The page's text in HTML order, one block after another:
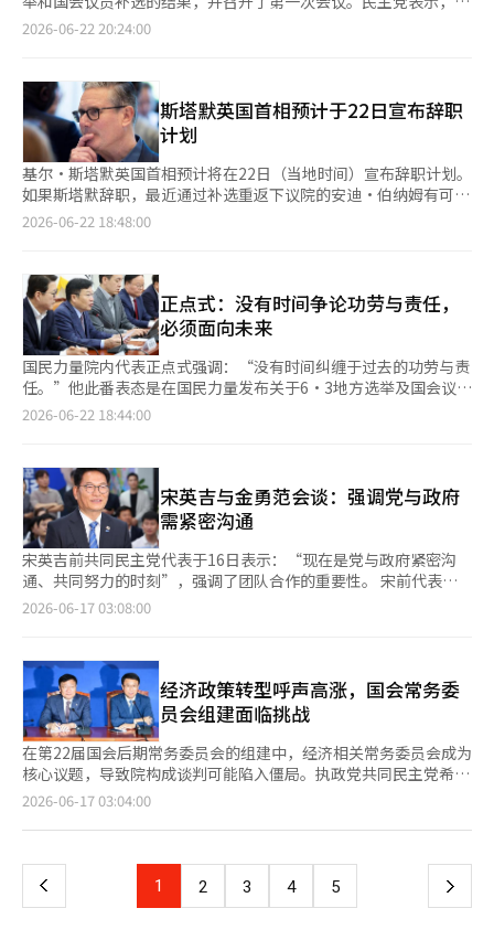
因此作出无罪判决。法庭解释称，部分未公开民调可能是应前国民
力量紧急对策委员会主席金钟仁等人的请求或名太均的自主判断进
在量刑理由中指出：“政治资金不正当收受犯罪是为了排除金权政
治的影响，罪质较差。”并表示：“吴市长身为前首尔市长，明知
政治资金法的宗旨，却主导了犯罪，并在审判过程中表现出逃避责
任的态度。” 不过，考虑到犯罪发生在党内初选过程中，持续时
间约一个月，且之后未与名太均继续关系，难以认定其积极操控舆
论，且没有犯罪前科，因此判处罚款而非监禁。 此次判决若在最
高法院确认，吴市长将根据公职选举法失去首尔市长职务。政治界
预计，若按照选举犯罪迅速审判原则“6·3·3”进行审判，最高
款罪而对他进行虚假指控。 然而，第一审和第二审法庭基于特别
检察官团队提交的多项客观证据，确认了所有指控的罪名成立。法
负责人的日记中明确记载了在犯罪当天的内容：“权成东午餐-大
额支持”。此外，餐后发给权议员的消息“今天给的虽然不多，但
希望能为总统候选人好好使用”以及发给统一教相关人员的消息也
被采纳为有力的证据。 权议员方面辩称此次调查不在金建希特别
检察法的调查范围内，收集的主要证据也属于非法获取，因而没有
证据能力，但法庭驳回了权议员的所有主张。 大法院也表
示：“原审判断没有误解与搜查令的相关性或违反证据排除法则、
对抗审判权保障等法律问题，也没有遗漏判断，因此驳回了上
并入狱。 在大法院宣判后，权议员在其Facebook账户上发表声明
称：“今天的大法院判决结束了我所有的司法程序”，并表
示：“对事实判断和法律适用深感遗憾，但我将谦虚地接受司法机
关的最终判断。” 不过，权议员表示：“希望这次政治报复以我
为终结”，并将此事件定性为现政府的政治报复，仍表现出缺乏反
省的态度。 随着权议员失去议员资格，其选区的强烈市将举行补
选。 另一方面，原定于当天一起宣判的金建希女士的道义汽车股
价操纵及统一教贿赂案件的上诉审判已推迟至本月24日。这是因为
望通过此次评估委员会的调查结果提升民众信任，并为即将到来的
并探讨2028年总选胜利的党内对策。 担任评估委员会共同委员会
长的李在荣民主研究院院长表示：“选举评估的起点不是自责，而
是反思。评估委员会将基于客观数据和现场声音，对地方选举和补
选结果进行细致分析。”他还表示：“我们将诚实地承认不足，以
进一步增强民众的信任，并为赢得总选做好准备。” 白胜雅议员
也指出：“在此次评估过程中，我们必须冷静地审视哪些做得好，
哪些不足。我们需要关注过程中显现的民心流向，而不仅仅是胜负
结果。”她表示：“我们将围绕现场的声音开展评估工作，以此为
妍熙议员强调：“我们必须冷静地回顾哪些方面不足，哪些方面需
要加强。我们需要扩大民主党的外延，获得更多民众的信任，为重
返执政奠定基础。”她表示：“我将竭尽全力在团结和扩展的基础
上，为民主党的未来和重返执政的道路奠定里程碑。” 此外，评
估委员会由李在荣民主研究院院长和洪昌敏前首尔市党公职候选人
推荐管理委员会共同担任委员会长。委员会成员还包括白胜雅议
员、奉建宇民主党全国大学生委员会主席、池炳根朝鲜大学政治外
交学教授、蔡宇律师、金乃勋作家、崔钟浩FM Winners代表政治
（AI）系统翻译与编辑。
2026-06-22 20:24:00
斯塔默英国首相预计于22日宣布辞职
计划
基尔·斯塔默英国首相预计将在22日（当地时间）宣布辞职计划。
如果斯塔默辞职，最近通过补选重返下议院的安迪·伯纳姆有可能
接任首相。 《卫报》21日报道，内阁部长们透露，斯塔默将在22
与伯纳姆的党内挑战对抗。首相办公室在20日之前也表示，斯塔默
将继续坚持与伯纳姆的挑战。 然而，伯纳姆在梅基尔菲尔德补选
中获胜，重新进入西敏寺政坛，情况发生了变化。自2017年以来
离开国会的伯纳姆，成为了可以替代斯塔默的现实选择，工党内部
对斯塔默的去向施加了越来越大的压力。 《卫报》指出，六名以
上的内阁部长私下向斯塔默传达了“时间到了”的信息。预计在23
日的内阁会议上，斯塔默将面临更大的压力，因此他在周末期间留
在首相乡间官邸切克斯，考虑辞职方案。 目前最有可能的方案
党领导人可以在9月底举行的工党年会上争取党内支持。 一位内阁
部长表示：“安迪没有准备好进入唐宁街的团队，需要时间准备。
这也给基尔设定了辞职的路径。” 不过，仍然存在变数。最近辞
去卫生部长职务的韦斯·斯特里廷表示，如果举行初选，他将参
选。此外，工党内部对于是否需要正式初选来验证伯纳姆的路线和
政策构想，以及为了减少党内混乱应迅速交权的观点存在分歧。
美国总统唐纳德·特朗普也公开提到斯塔默辞职的可能性。特朗普
在21日的社交媒体上写道：“基尔·斯塔默将辞去英国首相职务，
吁“开放北海石油”，并祝愿斯塔默未来好运。※ 本报道经人工
智能（AI）系统翻译与编辑。
2026-06-22 18:48:00
正点式：没有时间争论功劳与责任，
必须面向未来
国民力量院内代表正点式强调：“没有时间纠缠于过去的功劳与责
任。”他此番表态是在国民力量发布关于6·3地方选举及国会议员
补选结果分析资料后，针对持续的讨论进行的回应。 正院内代表
重新崛起奠定了基础，同时也要求我们进行深刻的反思与改
革。”关于地方选举后党支持率上升，他指出：“这并不是因为我
们做得好。” 正院内代表将近期的支持率上升解读为人民的命
令，要求进行政权制衡、调查投票用纸短缺事件、改革选举管理系
统以及保守党派的创新与改革。因此，他认为应当着手制定面向人
民和未来的政策，并为2028年总选举的胜利做好准备。 他再次强
调，借新任总理提名的机会，需要转变房地产政策基调，并进行大
规模的人事改革。 正院内代表提到：“根据李在明总统的说法，
印。”他呼吁在举行人事听证会之前撤回相关言论，并将房地产政
策基调转向扩大供应。 关于人事改革，他再次强调需要更换政策
室长金勇范，并全面改革经济团队，同时对外交安全团队进行调
整，包括更换统一部部长郑东泳和国防部部长安圭白。 另一方
面，因健康恶化于18日入院的国民力量代表张东赫未能出席当天的
最高委员会会议。※ 本报道经人工智能（AI）系统翻译与编辑。
2026-06-22 18:44:00
宋英吉与金勇范会谈：强调党与政府
需紧密沟通
宋英吉前共同民主党代表于16日表示：“现在是党与政府紧密沟
通、共同努力的时刻”，强调了团队合作的重要性。 宋前代表在
当天的Facebook上提到与金勇范总统府政策室长的会谈，称“李
在明政府成功和韩国新飞跃的坚实支柱。”宋议员通过此次6·3国
会议员补选重新进入国会，成为第六届国会议员。 此外，宋前代
表对金室长表示：“他凭借丰富的经验和国政运营能力，负责任地
引领李在明政府的政策。”并称“在今天的对话中，能够确认对韩
国未来的深刻思考和坚定意志。”宋前代表与金室长是光州大同高
中的校友，已有超过45年的交情。 另一方面，宋前代表预计将在8
月17日于大田举行的下届党代会上，与郑承来代表、金敏锡总理竞
争党权。
2026-06-17 03:08:00
经济政策转型呼声高涨，国会常务委
员会组建面临挑战
在第22届国会后期常务委员会的组建中，经济相关常务委员会成为
核心议题，导致院构成谈判可能陷入僵局。执政党共同民主党希望
支持政府的经济政策，而在野党国民力量则希望通过经济常务委员
策会议上表示：“国民力量在过去一年中将常务委员会沦为争斗的
主要经济相关常务委员会的控制权。” 当天，民主党院内运营首
席副代表千俊浩在与国民力量院内运营首席副代表金承洙会面后对
2026-06-17 03:04:00
上
页
1 2 3 4 5 下